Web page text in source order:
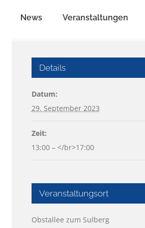
News Veranstaltungen
Details
Datum:
29. September 2023
Zeit:
13:00 – </br>17:00
Veranstaltungsort
Obstallee zum Sulberg